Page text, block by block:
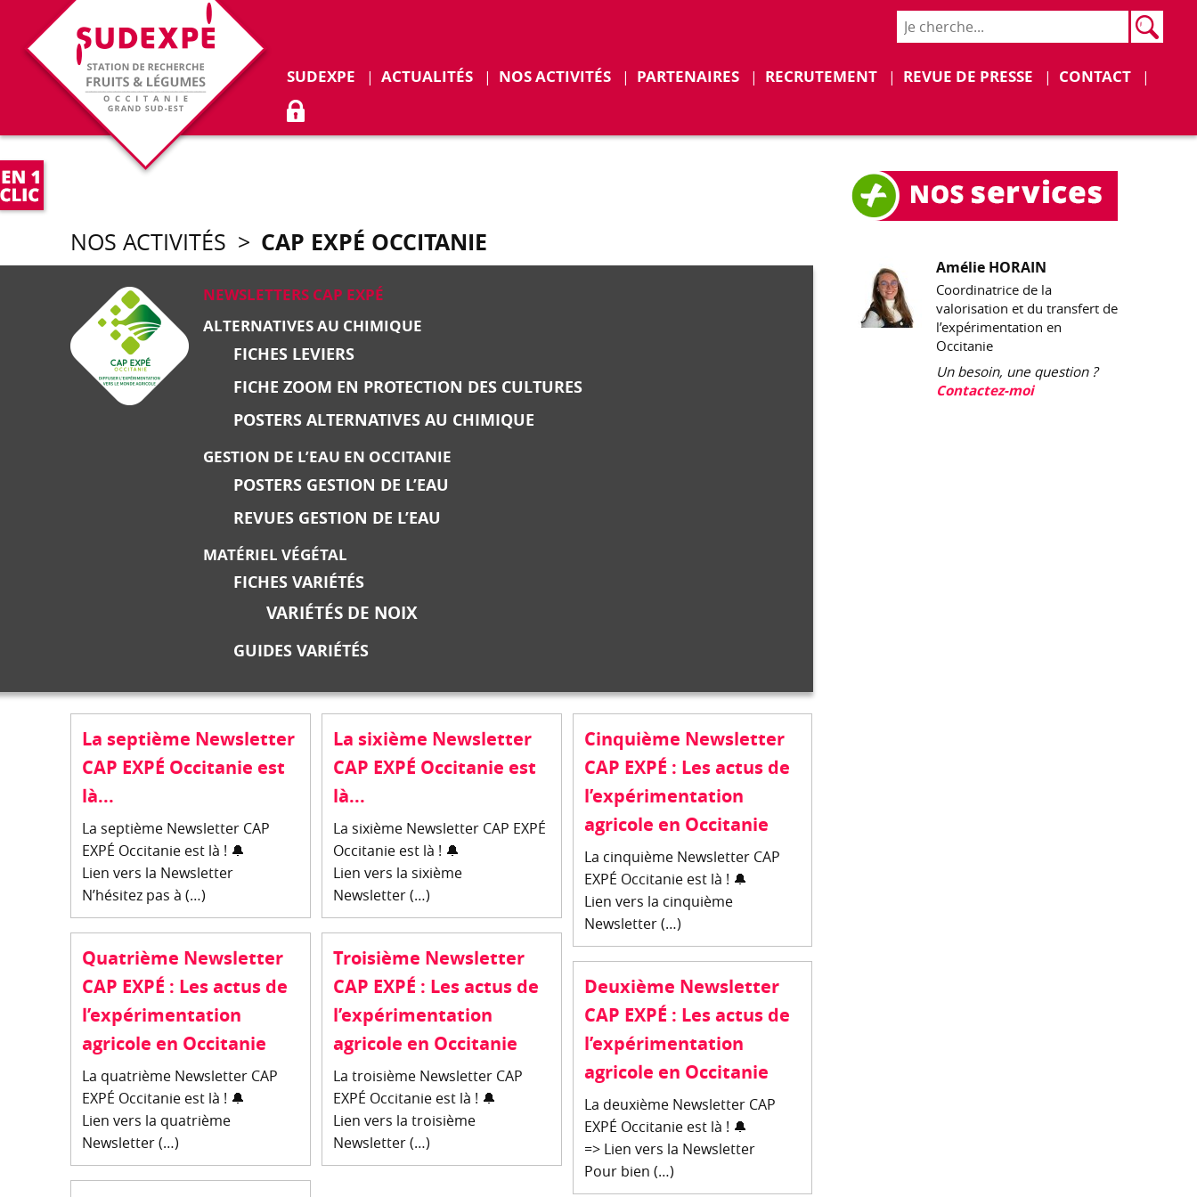
SUDEXPE Déplier
ACTUALITÉS NOS ACTIVITÉS Déplier
PARTENAIRES RECRUTEMENT Déplier
REVUE DE PRESSE Déplier
CONTACT
ACCÈS ADHÉRENTS
NOS ACTIVITÉS > CAP EXPÉ OCCITANIE
NEWSLETTERS CAP EXPÉ
ALTERNATIVES AU CHIMIQUE
FICHES LEVIERS
FICHE ZOOM EN PROTECTION DES CULTURES
POSTERS ALTERNATIVES AU CHIMIQUE
GESTION DE L’EAU EN OCCITANIE
POSTERS GESTION DE L’EAU
REVUES GESTION DE L’EAU
MATÉRIEL VÉGÉTAL
FICHES VARIÉTÉS
VARIÉTÉS DE NOIX
GUIDES VARIÉTÉS
La septième Newsletter
CAP EXPÉ Occitanie est
là...
La septième Newsletter CAP
EXPÉ Occitanie est là ! 🔔
Lien vers la Newsletter
N’hésitez pas à (…)
La sixième Newsletter
CAP EXPÉ Occitanie est
là...
La sixième Newsletter CAP EXPÉ
Occitanie est là ! 🔔
Lien vers la sixième
Newsletter (…)
Cinquième Newsletter
CAP EXPÉ : Les actus de
l’expérimentation
agricole en Occitanie
La cinquième Newsletter CAP
EXPÉ Occitanie est là ! 🔔
Lien vers la cinquième
Newsletter (…)
Quatrième Newsletter
CAP EXPÉ : Les actus de
l’expérimentation
agricole en Occitanie
La quatrième Newsletter CAP
EXPÉ Occitanie est là ! 🔔
Lien vers la quatrième
Newsletter (…)
Troisième Newsletter
CAP EXPÉ : Les actus de
l’expérimentation
agricole en Occitanie
La troisième Newsletter CAP
EXPÉ Occitanie est là ! 🔔
Lien vers la troisième
Newsletter (…)
Deuxième Newsletter
CAP EXPÉ : Les actus de
l’expérimentation
agricole en Occitanie
La deuxième Newsletter CAP
EXPÉ Occitanie est là ! 🔔
=> Lien vers la Newsletter
Pour bien (…)
Amélie HORAIN
Coordinatrice de la
valorisation et du transfert de
l’expérimentation en
Occitanie
Un besoin, une question ?
Contactez-moi